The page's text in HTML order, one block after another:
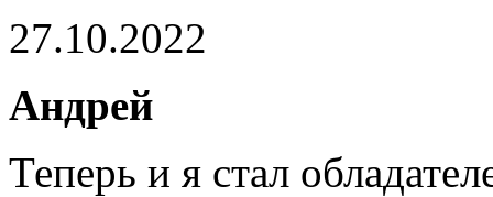
27.10.2022
Андрей
Теперь и я стал